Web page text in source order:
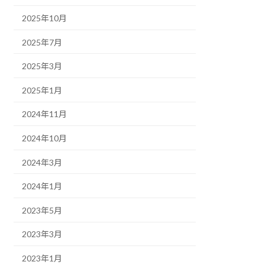
2025年10月
2025年7月
2025年3月
2025年1月
2024年11月
2024年10月
2024年3月
2024年1月
2023年5月
2023年3月
2023年1月